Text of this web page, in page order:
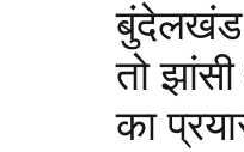
बुंदेलखंड
तो
का